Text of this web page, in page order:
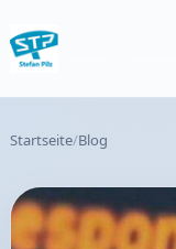
Startseite Blog